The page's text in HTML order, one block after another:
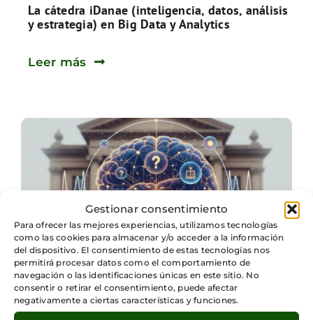
Gestionar consentimiento
Para ofrecer las mejores experiencias, utilizamos tecnologías
como las cookies para almacenar y/o acceder a la información
del dispositivo. El consentimiento de estas tecnologías nos
permitirá procesar datos como el comportamiento de
navegación o las identificaciones únicas en este sitio. No
consentir o retirar el consentimiento, puede afectar
negativamente a ciertas características y funciones.
La cátedra iDanae (inteligencia, datos, análisis
y estrategia) en Big Data y Analytics
Leer más
Categorías: Fundación Sicómoro